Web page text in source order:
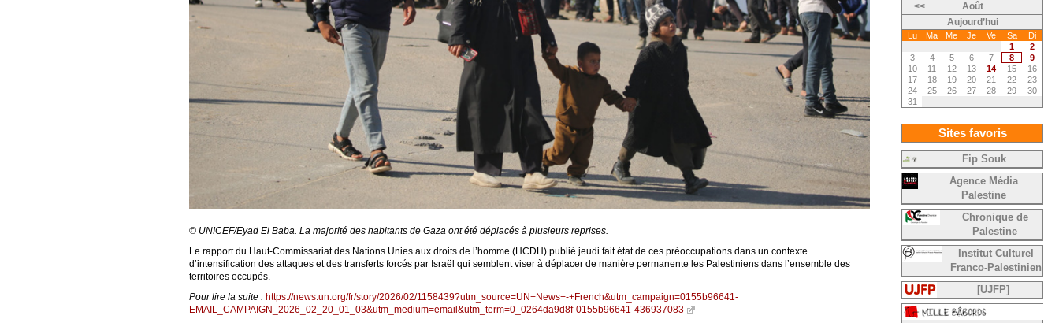
© UNICEF/Eyad El Baba. La majorité des habitants de Gaza ont été déplacés à plusieurs reprises.
Le rapport du Haut-Commissariat des Nations Unies aux droits de l’homme (HCDH) publié jeudi fait état de ces préoccupations dans un contexte
d’intensification des attaques et des transferts forcés par Israël qui semblent viser à déplacer de manière permanente les Palestiniens dans l’ensemble des
territoires occupés.
Pour lire la suite : https://news.un.org/fr/story/2026/02/1158439?utm_source=UN+News+-+French&utm_campaign=0155b96641-
EMAIL_CAMPAIGN_2026_02_20_01_03&utm_medium=email&utm_term=0_0264da9d8f-0155b96641-436937083
<<
Août
Aujourd’hui
Lu Ma Me Je Ve Sa
Di
1
2
3
4 5 6 7 8
9
10
11 12 13 14 15
16
17
18 19 20 21 22
23
24
25 26 27 28 29
30
31
Sites favoris
Fip Souk
Agence Média
Palestine
Chronique de
Palestine
Institut Culturel
Franco-Palestinien
[UJFP]